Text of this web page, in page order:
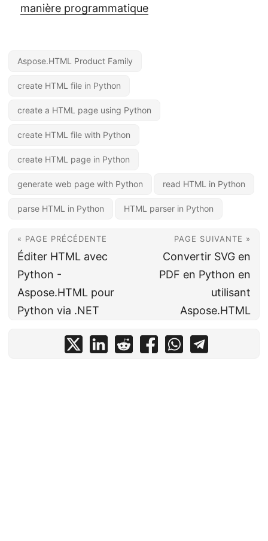
manière programmatique
Aspose.HTML Product Family
create HTML file in Python
create a HTML page using Python
create HTML file with Python
create HTML page in Python
generate web page with Python read HTML in Python
parse HTML in Python HTML parser in Python
« PAGE PRÉCÉDENTE
Éditer HTML avec
Python -
Aspose.HTML pour
Python via .NET
PAGE SUIVANTE »
Convertir SVG en
PDF en Python en
utilisant
Aspose.HTML